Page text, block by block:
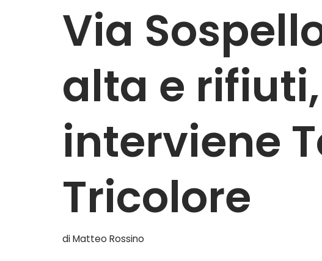
Via
alta e rifiuti,
interviene
Tricolore
diMatteo Rossino